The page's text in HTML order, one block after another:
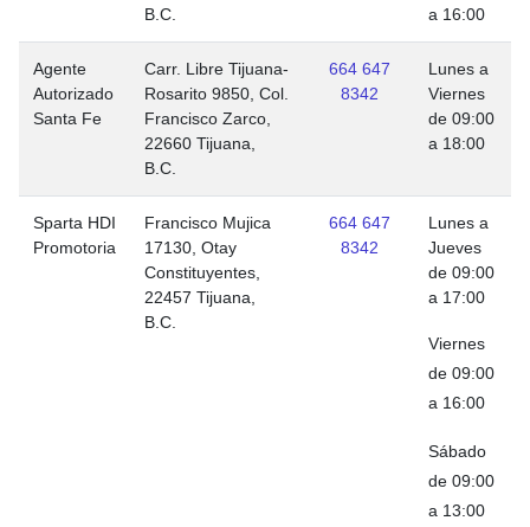
B.C.
a 16:00
Agente
Autorizado
Santa Fe
Carr. Libre Tijuana-
Rosarito 9850, Col.
Francisco Zarco,
22660 Tijuana,
B.C.
664 647
8342
Lunes a
Viernes
de 09:00
a 18:00
Sparta HDI
Promotoria
Francisco Mujica
17130, Otay
Constituyentes,
22457 Tijuana,
B.C.
664 647
8342
Lunes a
Jueves
de 09:00
a 17:00
Viernes
de 09:00
a 16:00
Sábado
de 09:00
a 13:00